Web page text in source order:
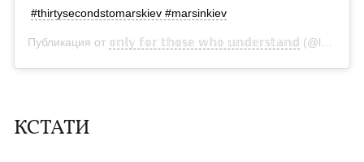
#thirtysecondstomarskiev #marsinkiev
Публикация от 𝕠𝕟𝕝𝕪 𝕗𝕠𝕣 𝕥𝕙𝕠𝕤𝕖 𝕨𝕙𝕠 𝕦𝕟𝕕𝕖𝕣𝕤𝕥𝕒𝕟𝕕 (@letodiary)
КСТАТИ